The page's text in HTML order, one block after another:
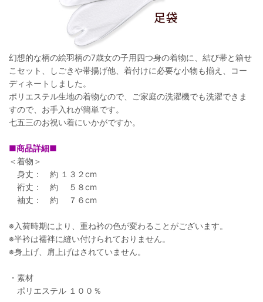
幻想的な柄の絵羽柄の7歳女の子用四つ身の着物に、結び帯と箱せ
こセット、しごきや帯揚げ他、着付けに必要な小物も揃え、コー
ディネートしました。
ポリエステル生地の着物なので、ご家庭の洗濯機でも洗濯できま
すので、お手入れが簡単です。
七五三のお祝い着にいかがですか。
■商品詳細■
＜着物＞
身丈： 約 １３２cm
裄丈： 約 ５８cm
袖丈： 約 ７６cm
※入荷時期により、重ね衿の色が変わることがございます。
※半衿は襦袢に縫い付けられておりません。
※身上げ、肩上げはされていません。
・素材
ポリエステル １００％